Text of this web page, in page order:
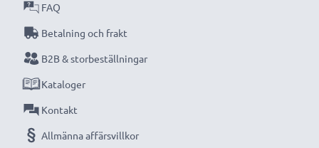
FAQ
Betalning och frakt
B2B & storbeställningar
Kataloger
Kontakt
Allmänna affärsvillkor